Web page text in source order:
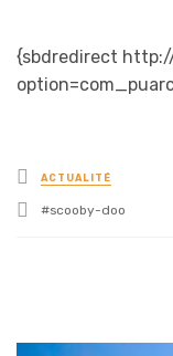
{sbdredirect
Posted
in
ACTUALITÉ
Tagged
scooby-doo